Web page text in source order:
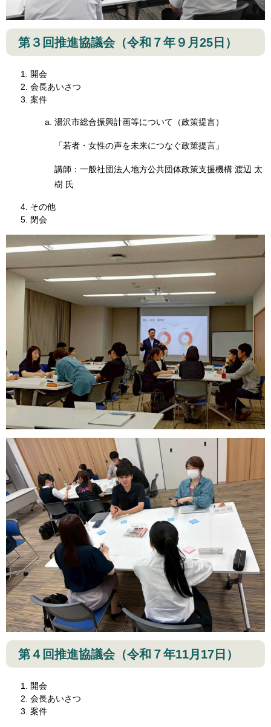
第３回推進協議会（令和７年９月25日）
開会
会長あいさつ
案件​
湯沢市総合振興計画等について（政策提言）
「若者・女性の声を未来につなぐ政策提言」
講師：一般社団法人地方公共団体政策支援機構 渡辺 太
樹 氏
その他
閉会
第４回推進協議会（令和７年11月17日）
開会
会長あいさつ
案件​